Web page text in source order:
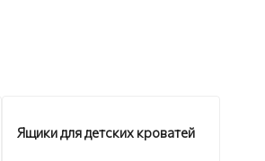
Ящики для детских кроватей